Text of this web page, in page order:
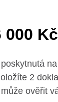
poskytnutá
2
ověřit